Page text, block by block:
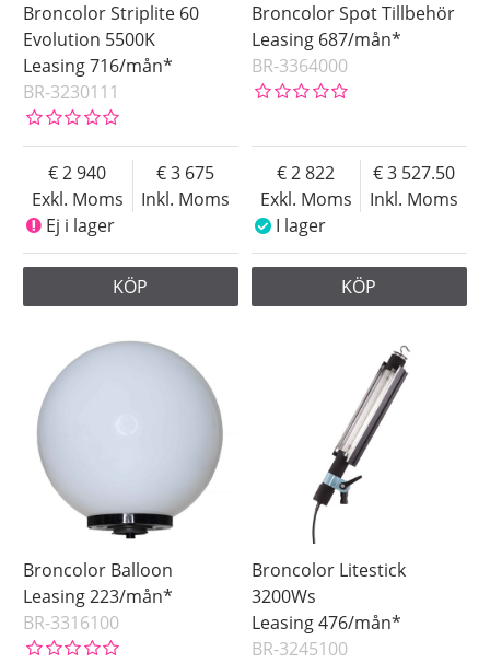
Broncolor Striplite 60
Evolution 5500K
Leasing 716/mån*
BR-3230111
Exkl. Moms
2 940
Inkl. Moms
3 675
Ej i lager
KÖP
Broncolor Spot Tillbehör
Leasing 687/mån*
BR-3364000
Exkl. Moms
2 822
Inkl. Moms
3 527.50
I lager
KÖP
Broncolor Balloon
Leasing 223/mån*
BR-3316100
Broncolor Litestick
3200Ws
Leasing 476/mån*
BR-3245100